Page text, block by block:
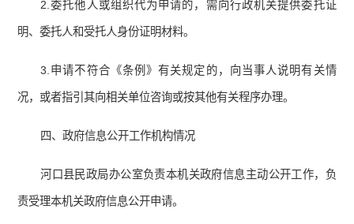
2.委托他人或组织代为申请的，需向行政机关提供委托证
明、委托人和受托人身份证明材料。
3.申请不符合《条例》有关规定的，向当事人说明有关情
况，或者指引其向相关单位咨询或按其他有关程序办理。
四、政府信息公开工作机构情况
河口县民政局办公室负责本机关政府信息主动公开工作，负
责受理本机关政府信息公开申请。